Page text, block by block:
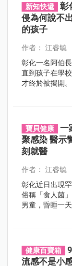
新知快遞
彰
侵為何說不
的孩子
作者： 江睿毓
彰化一名阿伯
直到孩子在學
才終於被揭開
寶貝健康
一
聚感染 醫示
刻就醫
作者： 江睿毓
彰化近日出現
俗稱「食人菌
男童，昏睡一
健康百寶箱
流感不是小